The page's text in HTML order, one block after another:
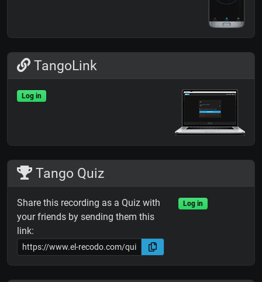
TangoLink
Log in
Tango Quiz
Share this recording as a Quiz with
your friends by sending them this
link:
Log in